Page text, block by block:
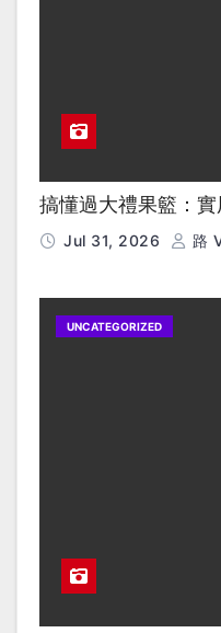
搞懂過大禮果籃：
Jul 31, 2026 路
UNCATEGORIZED